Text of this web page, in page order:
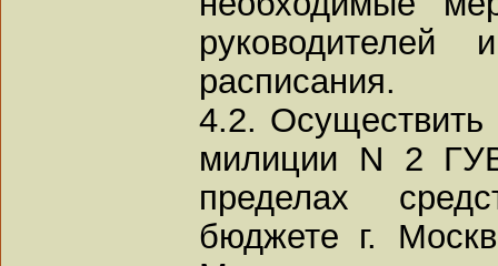
руководителей
расписания.
4.2. Осуществить
милиции N 2
пределах
бюджете г.